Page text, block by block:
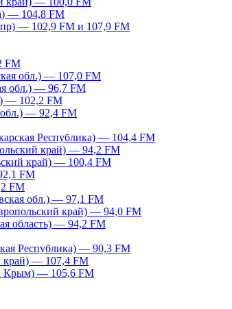
— 104,8 FM
— 102,9 FM и 107,9 FM
FM
обл.) — 107,0 FM
обл.) — 96,7 FM
— 102,2 FM
— 92,4 FM
Республика) — 104,4 FM
край) — 94,2 FM
край) — 100,4 FM
FM
FM
обл.) — 97,1 FM
край) — 94,0 FM
область) — 94,2 FM
Республика) — 90,3 FM
край) — 107,4 FM
Крым) — 105,6 FM